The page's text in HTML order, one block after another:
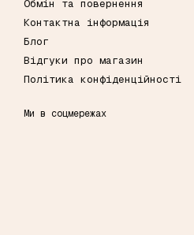
Обмін та повернення
Контактна інформація
Блог
Відгуки про магазин
Політика конфіденційності
Ми в соцмережах